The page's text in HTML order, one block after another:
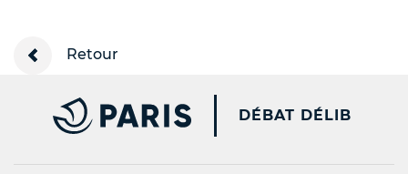
Retour
PARIS.FR [NEW
DÉBAT DÉLIB